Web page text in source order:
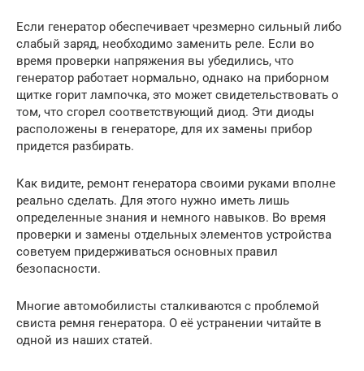
Если генератор обеспечивает чрезмерно сильный либо
слабый заряд, необходимо заменить реле. Если во
время проверки напряжения вы убедились, что
генератор работает нормально, однако на приборном
щитке горит лампочка, это может свидетельствовать о
том, что сгорел соответствующий диод. Эти диоды
расположены в генераторе, для их замены прибор
придется разбирать.
Как видите, ремонт генератора своими руками вполне
реально сделать. Для этого нужно иметь лишь
определенные знания и немного навыков. Во время
проверки и замены отдельных элементов устройства
советуем придерживаться основных правил
безопасности.
Многие автомобилисты сталкиваются с проблемой
свиста ремня генератора. О её устранении читайте в
одной из наших статей.